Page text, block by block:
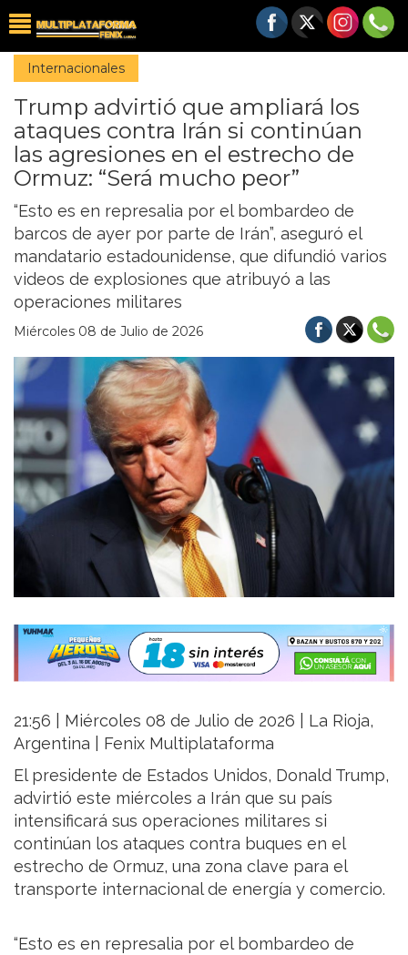
Internacionales
Trump advirtió que ampliará los
ataques contra Irán si continúan
las agresiones en el estrecho de
Ormuz: “Será mucho peor”
“Esto es en represalia por el bombardeo de
barcos de ayer por parte de Irán”, aseguró el
mandatario estadounidense, que difundió varios
videos de explosiones que atribuyó a las
operaciones militares
Miércoles 08 de Julio de 2026
21:56 | Miércoles 08 de Julio de 2026 | La Rioja,
Argentina | Fenix Multiplataforma
El presidente de Estados Unidos, Donald Trump,
advirtió este miércoles a Irán que su país
intensificará sus operaciones militares si
continúan los ataques contra buques en el
estrecho de Ormuz, una zona clave para el
transporte internacional de energía y comercio.
“Esto es en represalia por el bombardeo de